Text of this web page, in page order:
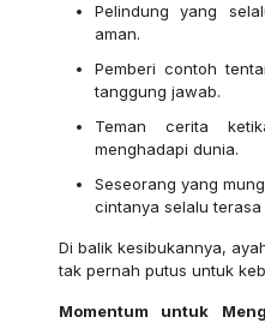
Pelindung yang
aman.
Pemberi contoh
tanggung jawab.
Teman cerita
menghadapi dunia.
Seseorang yang
cintanya selalu
Di balik kesibukannya,
tak pernah putus untuk
Momentum untuk